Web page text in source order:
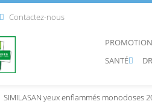
 Contactez-nous

SANTÉ
SIMILASAN yeux enflammés monodoses